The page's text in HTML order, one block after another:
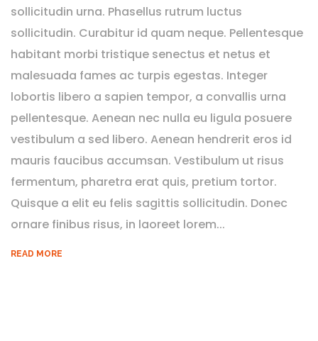
sollicitudin urna. Phasellus rutrum luctus
sollicitudin. Curabitur id quam neque. Pellentesque
habitant morbi tristique senectus et netus et
malesuada fames ac turpis egestas. Integer
lobortis libero a sapien tempor, a convallis urna
pellentesque. Aenean nec nulla eu ligula posuere
vestibulum a sed libero. Aenean hendrerit eros id
mauris faucibus accumsan. Vestibulum ut risus
fermentum, pharetra erat quis, pretium tortor.
Quisque a elit eu felis sagittis sollicitudin. Donec
ornare finibus risus, in laoreet lorem...
READ MORE